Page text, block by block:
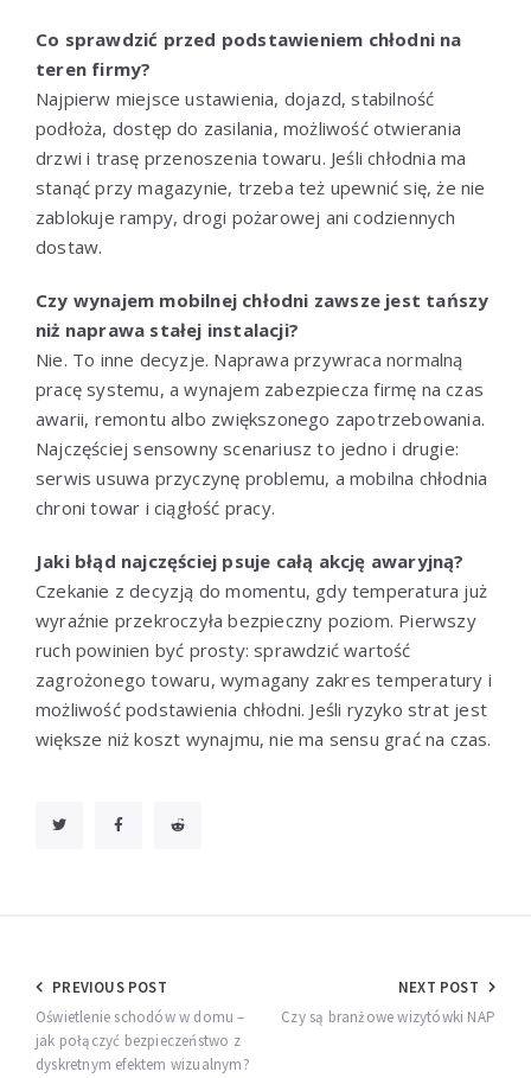
Co sprawdzić przed podstawieniem chłodni na
teren firmy?
Najpierw miejsce ustawienia, dojazd, stabilność
podłoża, dostęp do zasilania, możliwość otwierania
drzwi i trasę przenoszenia towaru. Jeśli chłodnia ma
stanąć przy magazynie, trzeba też upewnić się, że nie
zablokuje rampy, drogi pożarowej ani codziennych
dostaw.
Czy wynajem mobilnej chłodni zawsze jest tańszy
niż naprawa stałej instalacji?
Nie. To inne decyzje. Naprawa przywraca normalną
pracę systemu, a wynajem zabezpiecza firmę na czas
awarii, remontu albo zwiększonego zapotrzebowania.
Najczęściej sensowny scenariusz to jedno i drugie:
serwis usuwa przyczynę problemu, a mobilna chłodnia
chroni towar i ciągłość pracy.
Jaki błąd najczęściej psuje całą akcję awaryjną?
Czekanie z decyzją do momentu, gdy temperatura już
wyraźnie przekroczyła bezpieczny poziom. Pierwszy
ruch powinien być prosty: sprawdzić wartość
zagrożonego towaru, wymagany zakres temperatury i
możliwość podstawienia chłodni. Jeśli ryzyko strat jest
większe niż koszt wynajmu, nie ma sensu grać na czas.
Nawigacja
wpisu
PREVIOUS POST
Oświetlenie schodów w domu –
jak połączyć bezpieczeństwo z
dyskretnym efektem wizualnym?
NEXT POST
Czy są branżowe wizytówki NAP